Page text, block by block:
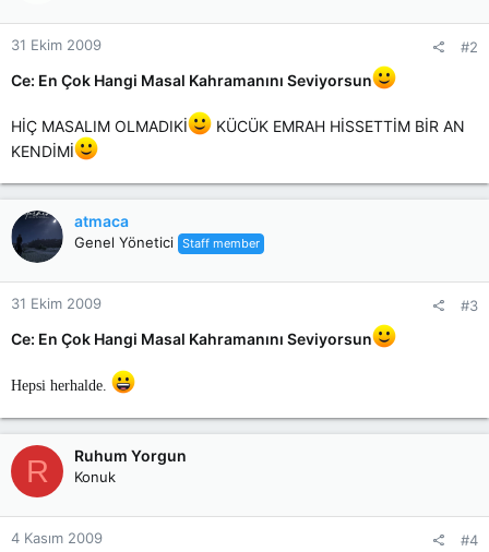
n
s
31 Ekim 2009 #2
Ce: En Çok Hangi Masal Kahramanını Seviyorsun
HİÇ MASALIM OLMADIKİ
KÜCÜK EMRAH HİSSETTİM BİR AN
KENDİMİ
atmaca
Genel Yönetici Staff member
31 Ekim 2009 #3
Ce: En Çok Hangi Masal Kahramanını Seviyorsun
Hepsi herhalde.
R Ruhum Yorgun
Konuk
4 Kasım 2009 #4